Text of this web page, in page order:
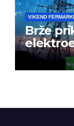
VIKEND
Brže